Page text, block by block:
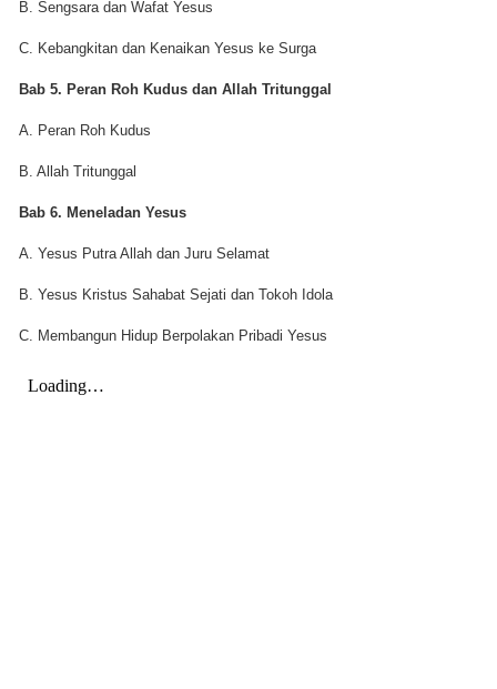
B. Sengsara dan Wafat Yesus
C. Kebangkitan dan Kenaikan Yesus ke Surga
Bab 5. Peran Roh Kudus dan Allah Tritunggal
A. Peran Roh Kudus
B. Allah Tritunggal
Bab 6. Meneladan Yesus
A. Yesus Putra Allah dan Juru Selamat
B. Yesus Kristus Sahabat Sejati dan Tokoh Idola
C. Membangun Hidup Berpolakan Pribadi Yesus